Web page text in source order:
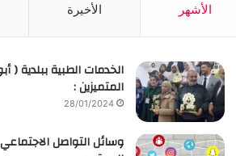
الأشهر الأخيرة
الخدمات الطبية ببلدية (
المتميزين :
28/01/2024
وسائل التواصل